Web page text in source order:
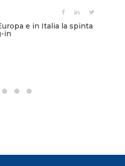
e in Italia la spinta
in